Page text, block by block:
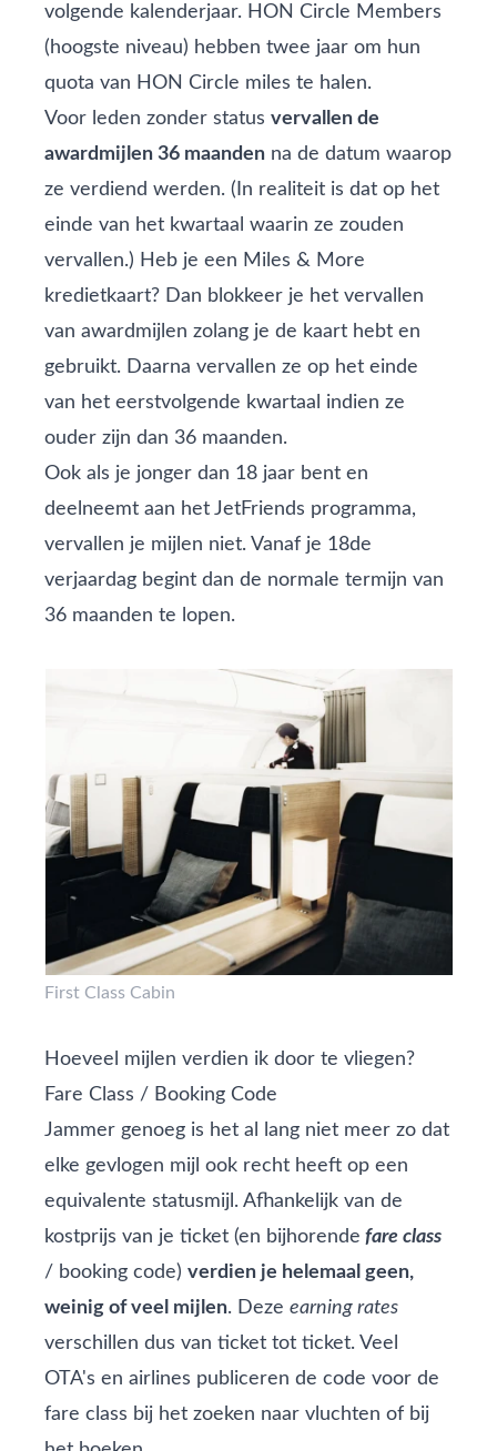
volgende kalenderjaar. HON Circle Members
(hoogste niveau) hebben twee jaar om hun
quota van HON Circle miles te halen.
Voor leden zonder status vervallen de
awardmijlen 36 maanden na de datum waarop
ze verdiend werden. (In realiteit is dat op het
einde van het kwartaal waarin ze zouden
vervallen.) Heb je een Miles & More
kredietkaart? Dan blokkeer je het vervallen
van awardmijlen zolang je de kaart hebt en
gebruikt. Daarna vervallen ze op het einde
van het eerstvolgende kwartaal indien ze
ouder zijn dan 36 maanden.
Ook als je jonger dan 18 jaar bent en
deelneemt aan het JetFriends programma,
vervallen je mijlen niet. Vanaf je 18de
verjaardag begint dan de normale termijn van
36 maanden te lopen.
First Class Cabin
Hoeveel mijlen verdien ik door te vliegen?
Fare Class / Booking Code
Jammer genoeg is het al lang niet meer zo dat
elke gevlogen mijl ook recht heeft op een
equivalente statusmijl. Afhankelijk van de
kostprijs van je ticket (en bijhorende fare class
/ booking code) verdien je helemaal geen,
weinig of veel mijlen. Deze earning rates
verschillen dus van ticket tot ticket. Veel
OTA's en airlines publiceren de code voor de
fare class bij het zoeken naar vluchten of bij